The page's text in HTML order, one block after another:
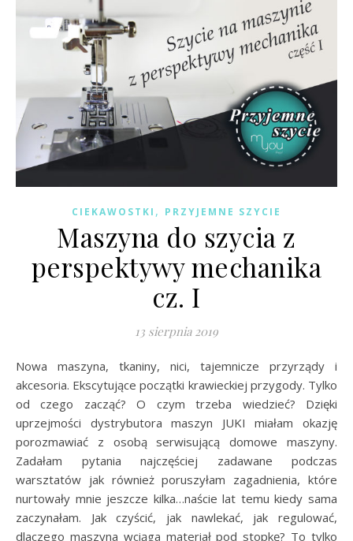
CIEKAWOSTKI , PRZYJEMNE SZYCIE
Maszyna do szycia z
perspektywy mechanika
cz. I
13 sierpnia 2019
Nowa maszyna, tkaniny, nici, tajemnicze przyrządy i
akcesoria. Ekscytujące początki krawieckiej przygody. Tylko
od czego zacząć? O czym trzeba wiedzieć? Dzięki
uprzejmości dystrybutora maszyn JUKI miałam okazję
porozmawiać z osobą serwisującą domowe maszyny.
Zadałam pytania najczęściej zadawane podczas
warsztatów jak również poruszyłam zagadnienia, które
nurtowały mnie jeszcze kilka…naście lat temu kiedy sama
zaczynałam. Jak czyścić, jak nawlekać, jak regulować,
dlaczego maszyna wciąga materiał pod stopkę? To tylko